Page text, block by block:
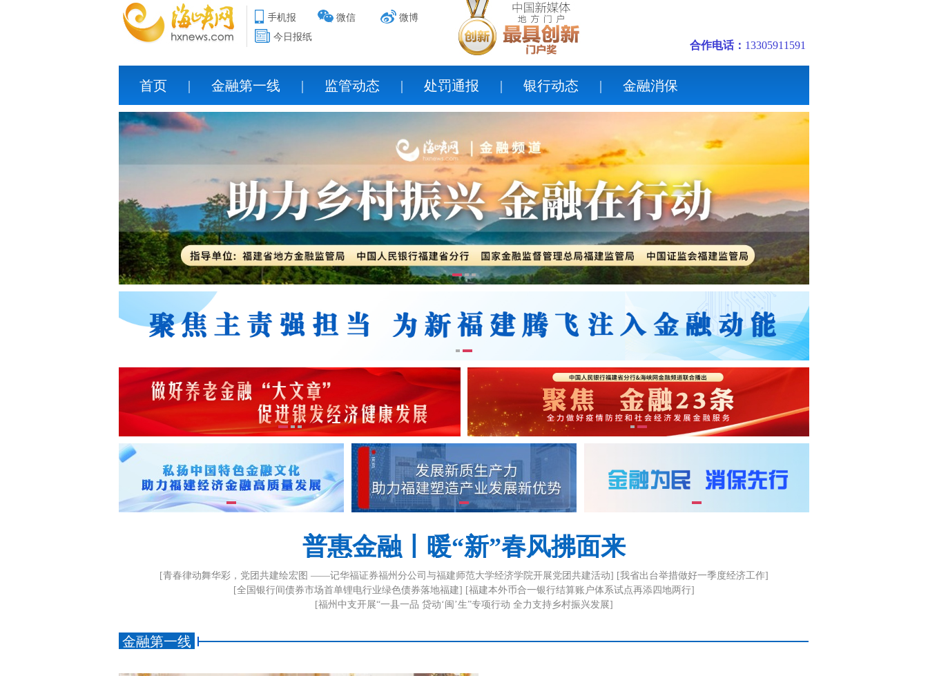
手机报 微信
微博
今日报纸
合作电话： 13305911591
首页 | 金融第一线 | 监管动态 | 处罚通报 | 银行动态 | 金融消保
普惠金融丨暖“新”春风拂面来
[青春律动舞华彩，党团共建绘宏图 ——记华福证券福州分公司与福建师范大学经济学院开展党团共建活动] [我省出台举措做好一季度经济工作]
[全国银行间债券市场首单锂电行业绿色债券落地福建] [福建本外币合一银行结算账户体系试点再添四地两行]
[福州中支开展“一县一品 贷动‘闽’生”专项行动 全力支持乡村振兴发展]
金融第一线